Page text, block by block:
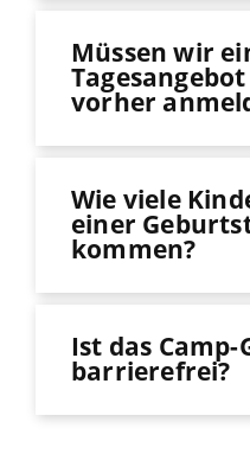
Müssen wir
vorher
Wie viele
einer
kommen?
Ist das Camp-
barrierefrei?